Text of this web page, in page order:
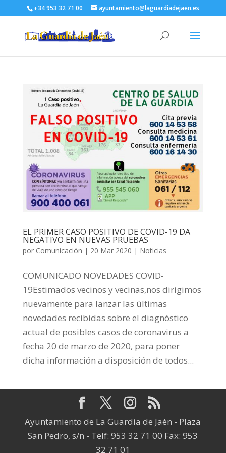
+34 953 32 71 00 ayuntamiento@laguardiadejaen.es
EL PRIMER CASO POSITIVO DE COVID-19 DA
NEGATIVO EN NUEVAS PRUEBAS
por Comunicación | 20 Mar 2020 | Noticias
COMUNICADO NOVEDADES COVID-
19Estimados vecinos y vecinas,nos dirigimos
nuevamente para lanzar las últimas
novedades recibidas sobre el diagnóstico
actual de posibles casos de coronavirus a
fecha 20 de marzo de 2020, para poner
dicha información a disposición de todos...
Ayuntamiento de La Guardia de Jaén - Plaza
San Pedro, s/n - Telf: 953 32 71 00 Fax: 953
32 71 01